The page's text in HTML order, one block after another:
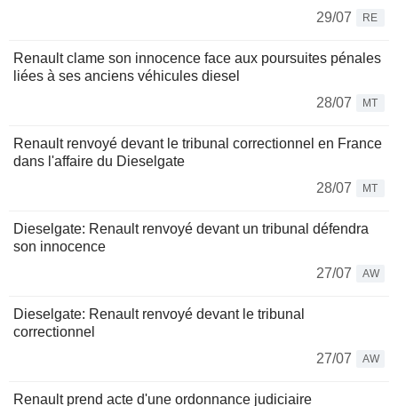
29/07
RE
Renault clame son innocence face aux poursuites pénales
liées à ses anciens véhicules diesel
28/07
MT
Renault renvoyé devant le tribunal correctionnel en France
dans l'affaire du Dieselgate
28/07
MT
Dieselgate: Renault renvoyé devant un tribunal défendra
son innocence
27/07
AW
Dieselgate: Renault renvoyé devant le tribunal
correctionnel
27/07
AW
Renault prend acte d'une ordonnance judiciaire